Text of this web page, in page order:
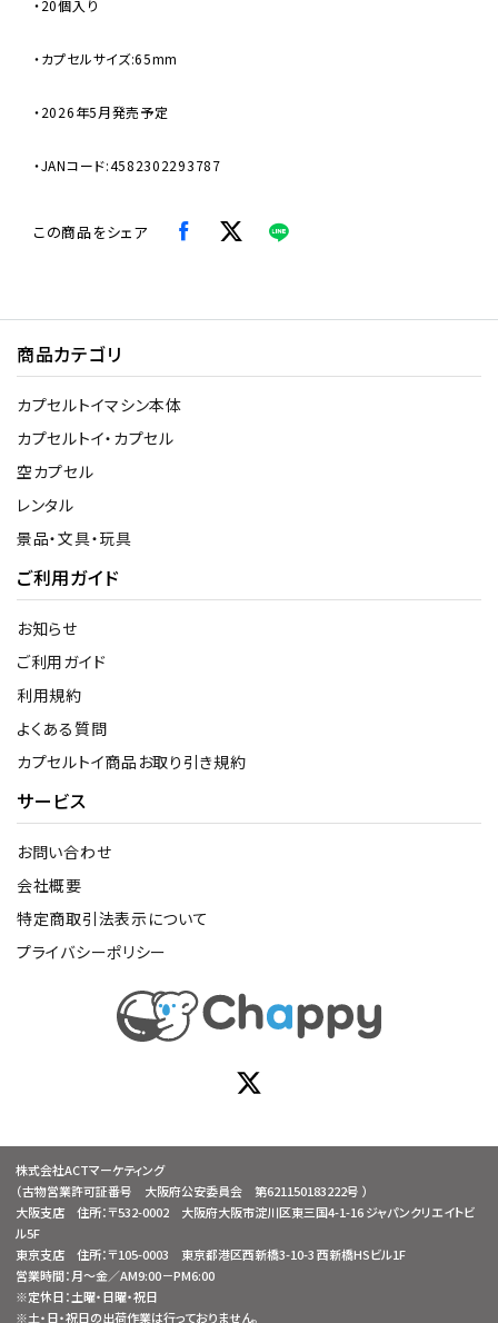
・20個入り
・カプセルサイズ:65mm
・2026年5月発売予定
・JANコード:4582302293787
この商品をシェア
商品カテゴリ
カプセルトイマシン本体
カプセルトイ・カプセル
空カプセル
レンタル
景品・文具・玩具
ご利用ガイド
お知らせ
ご利用ガイド
利用規約
よくある質問
カプセルトイ商品お取り引き規約
サービス
お問い合わせ
会社概要
特定商取引法表示について
プライバシーポリシー
株式会社ACTマーケティング
（古物営業許可証番号 大阪府公安委員会 第621150183222号 ）
大阪支店 住所：〒532-0002 大阪府大阪市淀川区東三国4-1-16 ジャパンクリエイトビ
ル5F
東京支店 住所：〒105-0003 東京都港区西新橋3-10-3 西新橋HSビル1F
営業時間：月～金／AM9:00－PM6:00
※定休日：土曜・日曜・祝日
※土・日・祝日の出荷作業は行っておりません。